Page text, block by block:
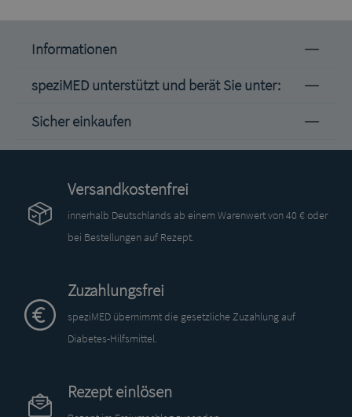
Informationen
speziMED unterstützt und berät Sie unter:
Sicher einkaufen
Versandkostenfrei
innerhalb Deutschlands ab einem Warenwert von 40 € oder
bei Bestellungen auf Rezept.
Zuzahlungsfrei
speziMED übernimmt die gesetzliche Zuzahlung auf
Diabetes-Hilfsmittel.
Rezept einlösen